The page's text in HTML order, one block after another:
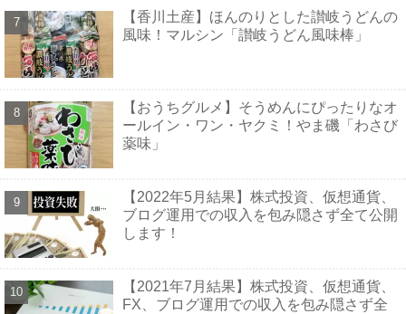
【香川土産】ほんのりとした讃岐うどんの
風味！マルシン「讃岐うどん風味棒」
【おうちグルメ】そうめんにぴったりなオ
ールイン・ワン・ヤクミ！やま磯「わさび
薬味」
【2022年5月結果】株式投資、仮想通貨、
ブログ運用での収入を包み隠さず全て公開
します！
【2021年7月結果】株式投資、仮想通貨、
FX、ブログ運用での収入を包み隠さず全